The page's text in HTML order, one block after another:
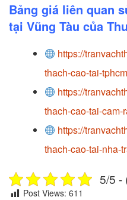
Bảng giá liên quan
tại Vũng Tàu của
https://
thach-cao-tai-
https://
thach-cao-tai-cam-
https://
thach-cao-tai-nha-
5/5 -
Post Views: 611